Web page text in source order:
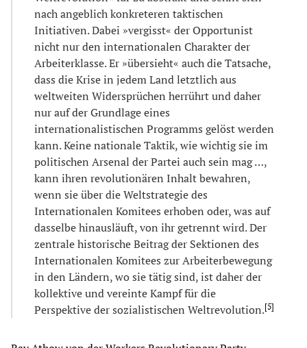
nach angeblich konkreteren taktischen
Initiativen. Dabei »vergisst« der Opportunist
nicht nur den internationalen Charakter der
Arbeiterklasse. Er »übersieht« auch die Tatsache,
dass die Krise in jedem Land letztlich aus
weltweiten Widersprüchen herrührt und daher
nur auf der Grundlage eines
internationalistischen Programms gelöst werden
kann. Keine nationale Taktik, wie wichtig sie im
politischen Arsenal der Partei auch sein mag …,
kann ihren revolutionären Inhalt bewahren,
wenn sie über die Weltstrategie des
Internationalen Komitees erhoben oder, was auf
dasselbe hinausläuft, von ihr getrennt wird. Der
zentrale historische Beitrag der Sektionen des
Internationalen Komitees zur Arbeiterbewegung
in den Ländern, wo sie tätig sind, ist daher der
kollektive und vereinte Kampf für die
Perspektive der sozialistischen Weltrevolution.[5]